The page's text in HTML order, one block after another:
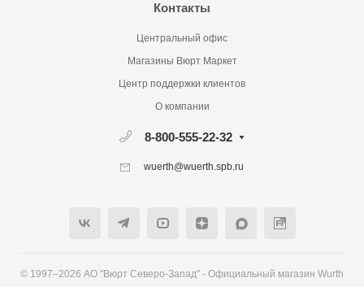
Контакты
Центральный офис
Магазины Вюрт Маркет
Центр поддержки клиентов
О компании
8-800-555-22-32
wuerth@wuerth.spb.ru
© 1997–2026 АО "Вюрт Северо-Запад" - Официальный магазин Wurth